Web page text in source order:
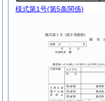
様式第1号(第5条関係)